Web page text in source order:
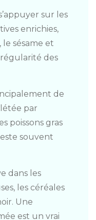
sur les
enrichies,
le sésame et
des
de
par
poissons gras
souvent
dans les
les céréales
Une
est un vrai